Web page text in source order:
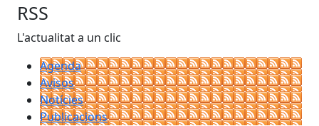
RSS
L'actualitat a un clic
Agenda
Avisos
Notícies
Publicacions